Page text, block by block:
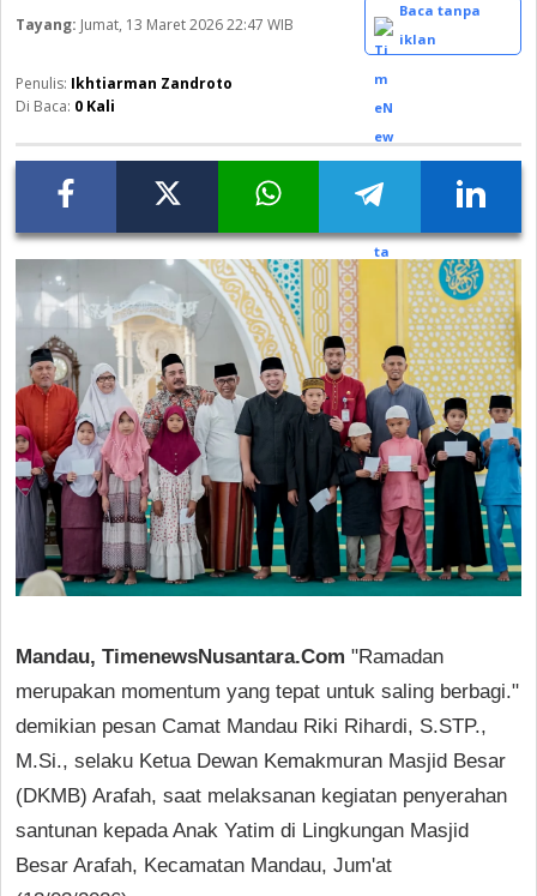
Tayang: Jumat, 13 Maret 202622:47 WIB
Baca tanpa
iklan
Ikhtiarman Zandroto
Di Baca: 0 Kali
Mandau, TimenewsNusantara.Com "Ramadan
merupakan momentum yang tepat untuk saling berbagi."
demikian pesan Camat Mandau Riki Rihardi, S.STP.,
M.Si., selaku Ketua Dewan Kemakmuran Masjid Besar
(DKMB) Arafah, saat melaksanan kegiatan penyerahan
santunan kepada Anak Yatim di Lingkungan Masjid
Besar Arafah, Kecamatan Mandau, Jum'at